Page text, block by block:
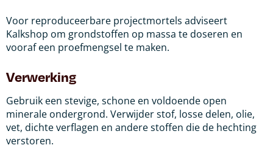
Voor reproduceerbare projectmortels adviseert
Kalkshop om grondstoffen op massa te doseren en
vooraf een proefmengsel te maken.
Verwerking
Gebruik een stevige, schone en voldoende open
minerale ondergrond. Verwijder stof, losse delen, olie,
vet, dichte verflagen en andere stoffen die de hechting
verstoren.